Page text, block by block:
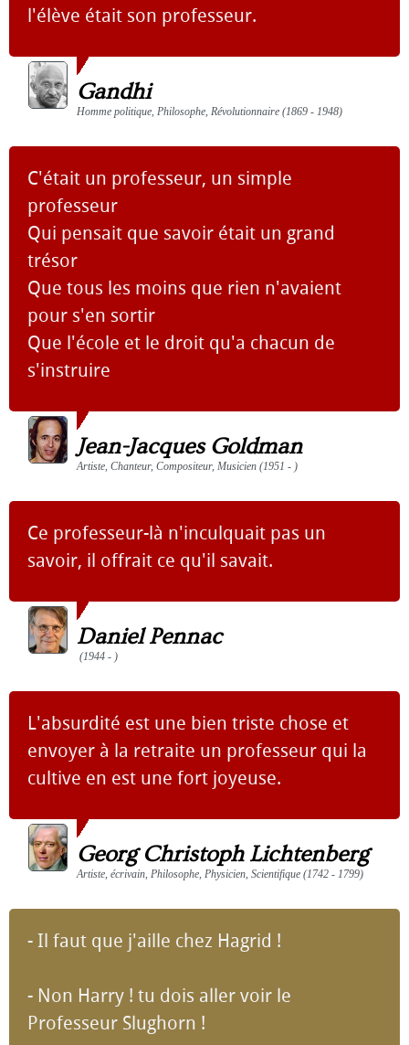
l'élève était son professeur.
Gandhi
Homme politique, Philosophe, Révolutionnaire (1869 - 1948)
C'était un professeur, un simple
professeur
Qui pensait que savoir était un grand
trésor
Que tous les moins que rien n'avaient
pour s'en sortir
Que l'école et le droit qu'a chacun de
s'instruire
Jean-Jacques Goldman
Artiste, Chanteur, Compositeur, Musicien (1951 - )
Ce professeur-là n'inculquait pas un
savoir, il offrait ce qu'il savait.
Daniel Pennac
(1944 - )
L'absurdité est une bien triste chose et
envoyer à la retraite un professeur qui la
cultive en est une fort joyeuse.
Georg Christoph Lichtenberg
Artiste, écrivain, Philosophe, Physicien, Scientifique (1742 - 1799)
- Il faut que j'aille chez Hagrid !
- Non Harry ! tu dois aller voir le
Professeur Slughorn !